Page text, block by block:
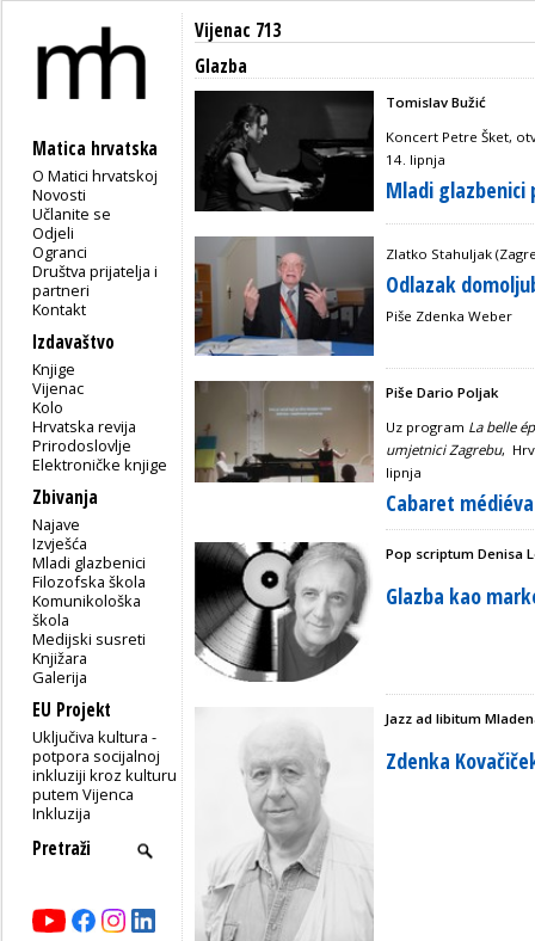
Matica hrvatska
O Matici hrvatskoj
Novosti
Učlanite se
Odjeli
Ogranci
Društva prijatelja i
partneri
Kontakt
Izdavaštvo
Knjige
Vijenac
Kolo
Hrvatska revija
Prirodoslovlje
Elektroničke knjige
Zbivanja
Najave
Izvješća
Mladi glazbenici
Filozofska škola
Komunikološka
škola
Medijski susreti
Knjižara
Galerija
EU Projekt
Uključiva kultura -
potpora socijalnoj
inkluziji kroz kulturu
putem Vijenca
Inkluzija
Vijenac 713
Glazba
Tomislav Bužić
Koncert Petre Šket,
14. lipnja
Mladi glazbenici
Zlatko Stahuljak
Odlazak
Piše Zdenka Weber
Piše Dario Poljak
Uz program La belle
umjetnici Zagrebu,
lipnja
Cabaret
Pop scriptum Denisa
Glazba kao
Jazz ad libitum
Zdenka